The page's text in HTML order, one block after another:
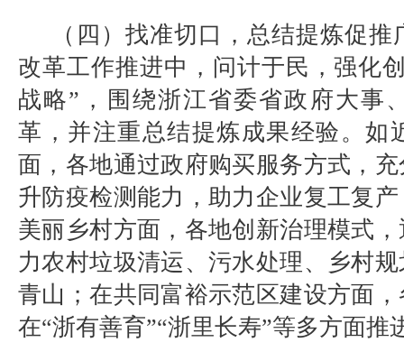
（四）找准切口，总结提炼促推
改革工作推进中，问计于民，强化
战略” ，围绕浙江省委省政府大事
革，并注重总结提炼成果经验。如
面，各地通过政府购买服务方式，
升防疫检测能力，助力企业复工复
美丽乡村方面，各地创新治理模式
力农村垃圾清运、污水处理、乡村
青山；在共同富裕示范区建设方面
在“浙有善育”“浙里长寿”等多方面推